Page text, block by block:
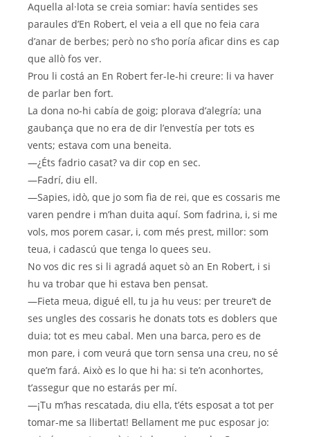
Aquella al·lota se creia somiar: havía sentides ses
paraules d’En Robert, el veia a ell que no feia cara
d’anar de berbes; però no s’ho poría aficar dins es cap
que allò fos ver.
Prou li costá an En Robert fer-le-hi creure: li va haver
de parlar ben fort.
La dona no-hi cabía de goig; plorava d’alegría; una
gaubança que no era de dir l’envestía per tots es
vents; estava com una beneita.
—¿Éts fadrio casat? va dir cop en sec.
—Fadrí, diu ell.
—Sapies, idò, que jo som fia de rei, que es cossaris me
varen pendre i m’han duita aquí. Som fadrina, i, si me
vols, mos porem casar, i, com més prest, millor: som
teua, i cadascú que tenga lo quees seu.
No vos dic res si li agradá aquet sò an En Robert, i si
hu va trobar que hi estava ben pensat.
—Fieta meua, digué ell, tu ja hu veus: per treure’t de
ses ungles des cossaris he donats tots es doblers que
duia; tot es meu cabal. Men una barca, pero es de
mon pare, i com veurá que torn sensa una creu, no sé
que’m fará. Això es lo que hi ha: si te’n aconhortes,
t’assegur que no estarás per mí.
—¡Tu m’has rescatada, diu ella, t’éts esposat a tot per
tomar-me sa llibertat! Bellament me puc esposar jo: